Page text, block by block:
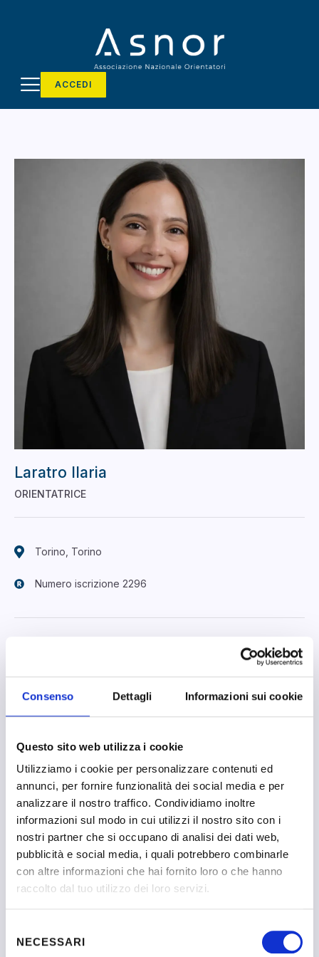
Consenso Dettagli Informazioni sui cookie
Questo sito web utilizza i cookie
Utilizziamo i cookie per personalizzare contenuti ed
annunci, per fornire funzionalità dei social media e per
analizzare il nostro traffico. Condividiamo inoltre
informazioni sul modo in cui utilizzi il nostro sito con i
nostri partner che si occupano di analisi dei dati web,
pubblicità e social media, i quali potrebbero combinarle
con altre informazioni che hai fornito loro o che hanno
raccolto dal tuo utilizzo dei loro servizi.
delNECESSARI
ACCEDI
Laratro Ilaria
ORIENTATRICE
Torino, Torino
Numero iscrizione 2296
Laratro Ilaria
Sono Ilaria Laratro, orientatrice e pedagogista con base a
Torino.
Ho conseguito la Laurea Magistrale in Scienze Pedagogiche
con 110/110 presso l’Università
degli Studi di Torino e ho completato il Master in
“Orientamento Professionale: strumenti e
tecniche di Career Guidance” presso Asnor, percorso che ha
consolidato la mia vocazione
per l’accompagnamento professionale delle persone.
hanno insegnato ad ascoltare, a leggere attentamente i